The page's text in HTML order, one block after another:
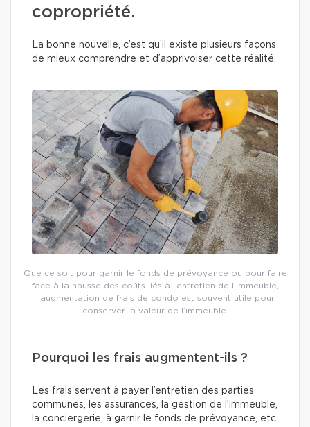
copropriété.
La bonne nouvelle, c’est qu’il existe plusieurs façons
de mieux comprendre et d’apprivoiser cette réalité.
Que ce soit pour garnir le fonds de prévoyance ou pour faire
face à la hausse des coûts liés à l’entretien de l’immeuble,
l’augmentation de frais de condo est souvent utile pour
conserver la valeur de l’immeuble.
Pourquoi les frais augmentent-ils ?
Les frais servent à payer l’entretien des parties
communes, les assurances, la gestion de l’immeuble,
la conciergerie, à garnir le fonds de prévoyance, etc.